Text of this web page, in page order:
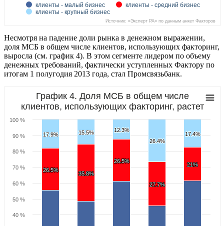
Факторами в 1 полугодии 2013 года
клиенты - малый бизнес
клиенты - средний бизнес
клиенты - крупный бизнес
Источник: «Эксперт РА» по данным анкет Факторов
Несмотря на падение доли рынка в денежном выражении,
доля МСБ в общем числе клиентов, использующих факторинг,
выросла (см. график 4). В этом сегменте лидером по объему
денежных требований, фактически уступленных Фактору по
итогам 1 полугодия 2013 года, стал Промсвязьбанк.
График 4. Доля МСБ в общем числе
клиентов, использующих факторинг, растет
17.9%
17.9% 15.5%
15.5% 12.3%
12.3%
26.4%
26.4%
17.4%
17.4%
26.5%
26.5%
35.8%
35.8%
26.5%
26.5%
27.7%
27.7%
21%
21%
40 %
50 %
60 %
70 %
80 %
90 %
100 %